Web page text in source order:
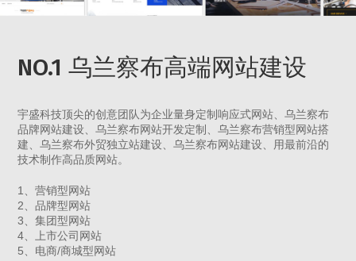
NO.1 乌兰察布高端网站建设
宇盛科技顶尖的创意团队为企业量身定制响应式网站、乌兰察布
品牌网站建设、乌兰察布网站开发定制、乌兰察布营销型网站搭
建、乌兰察布外贸独立站建设、乌兰察布网站建设、用最前沿的
技术制作高品质网站。
1、营销型网站
2、品牌型网站
3、集团型网站
4、上市公司网站
5、电商/商城型网站